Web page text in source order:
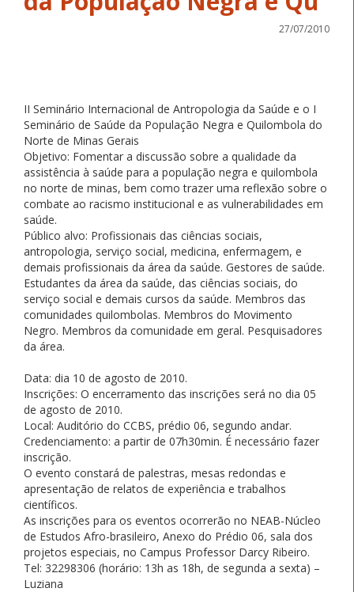
27/07/2010
II Seminário Internacional de Antropologia da Saúde e o I
Seminário de Saúde da População Negra e Quilombola do
Norte de Minas Gerais
Objetivo: Fomentar a discussão sobre a qualidade da
assistência à saúde para a população negra e quilombola
no norte de minas, bem como trazer uma reflexão sobre o
combate ao racismo institucional e as vulnerabilidades em
saúde.
Público alvo: Profissionais das ciências sociais,
antropologia, serviço social, medicina, enfermagem, e
demais profissionais da área da saúde. Gestores de saúde.
Estudantes da área da saúde, das ciências sociais, do
serviço social e demais cursos da saúde. Membros das
comunidades quilombolas. Membros do Movimento
Negro. Membros da comunidade em geral. Pesquisadores
da área.
Data: dia 10 de agosto de 2010.
Inscrições: O encerramento das inscrições será no dia 05
de agosto de 2010.
Local: Auditório do CCBS, prédio 06, segundo andar.
Credenciamento: a partir de 07h30min. É necessário fazer
inscrição.
O evento constará de palestras, mesas redondas e
apresentação de relatos de experiência e trabalhos
científicos.
As inscrições para os eventos ocorrerão no NEAB-Núcleo
de Estudos Afro-brasileiro, Anexo do Prédio 06, sala dos
projetos especiais, no Campus Professor Darcy Ribeiro.
Tel: 32298306 (horário: 13h as 18h, de segunda a sexta) –
Luziana